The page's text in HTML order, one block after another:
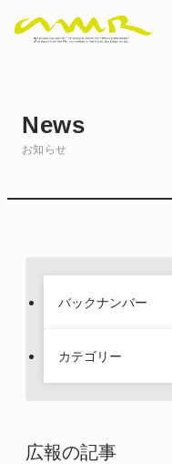
News
お知らせ
バックナンバー
カテゴリー
広報の記事